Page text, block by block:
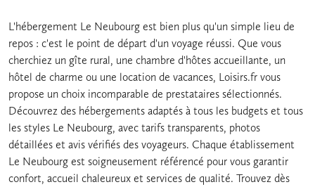
L'hébergement Le Neubourg est bien plus qu'un simple lieu de
repos : c'est le point de départ d'un voyage réussi. Que vous
cherchiez un gîte rural, une chambre d'hôtes accueillante, un
hôtel de charme ou une location de vacances, Loisirs.fr vous
propose un choix incomparable de prestataires sélectionnés.
Découvrez des hébergements adaptés à tous les budgets et tous
les styles Le Neubourg, avec tarifs transparents, photos
détaillées et avis vérifiés des voyageurs. Chaque établissement
Le Neubourg est soigneusement référencé pour vous garantir
confort, accueil chaleureux et services de qualité. Trouvez dès